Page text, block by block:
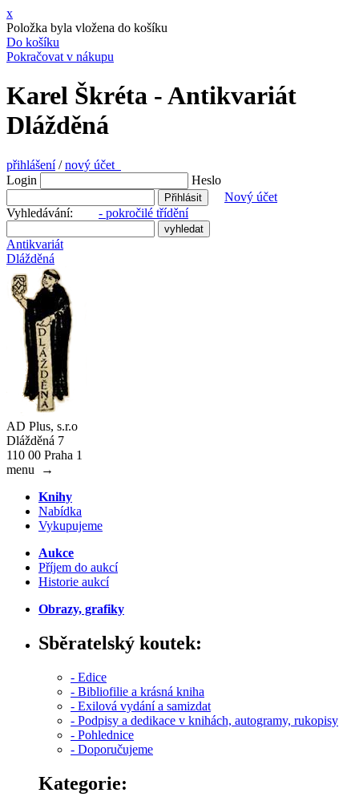
x
Položka byla vložena do košíku
Do košíku
Pokračovat v nákupu
Karel Škréta - Antikvariát
Dlážděná
přihlášení/nový účet
Login
Heslo
Nový účet
Vyhledávání: - pokročilé třídění
Antikvariát
Dlážděná
AD Plus, s.r.o
Dlážděná 7
110 00 Praha 1
menu
→
Knihy
Nabídka
Vykupujeme
Aukce
Příjem do aukcí
Historie aukcí
Obrazy, grafiky
Sběratelský koutek:
- Edice
- Bibliofilie a krásná kniha
- Exilová vydání a samizdat
- Podpisy a dedikace v knihách, autogramy, rukopisy
- Pohlednice
- Doporučujeme
Kategorie: